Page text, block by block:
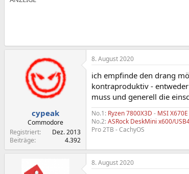
n
cypeak
Commodore
Registriert
Dez. 2013
Beiträge
4.392
8. August 2020
ich empfinde den drang
kontraproduktiv -
muss und generell die
No.1: Ryzen 7800X3D - MSI
No.2:ASRock DeskMini x600/
Pro 2TB - CachyOS
8. August 2020